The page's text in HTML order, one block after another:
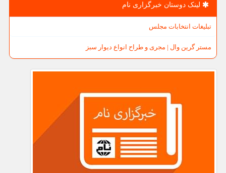
لینک دوستان خبرگزاری نام
تبلیغات انتخابات مجلس
مستر گرین وال | مجری و طراح انواع دیوار سبز